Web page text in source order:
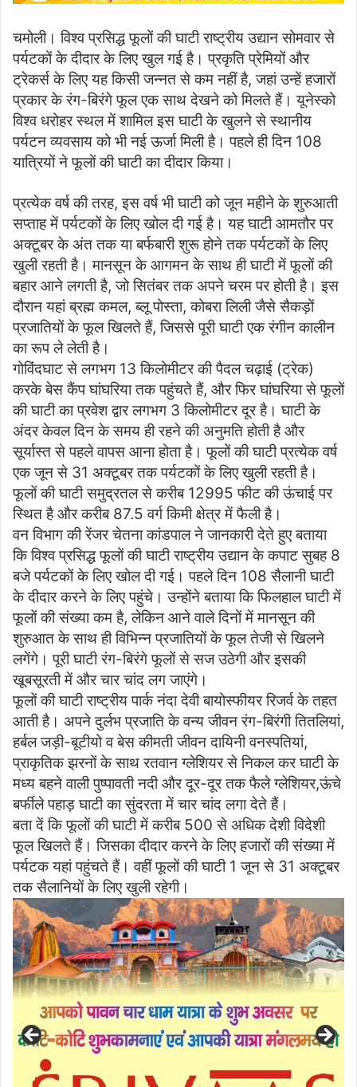
चमोली। विश्व प्रसिद्ध फूलों की घाटी राष्ट्रीय उद्यान सोमवार से
पर्यटकों के दीदार के लिए खुल गई है। प्रकृति प्रेमियों और
ट्रेकर्स के लिए यह किसी जन्नत से कम नहीं है, जहां उन्हें हजारों
प्रकार के रंग-बिरंगे फूल एक साथ देखने को मिलते हैं। यूनेस्को
विश्व धरोहर स्थल में शामिल इस घाटी के खुलने से स्थानीय
पर्यटन व्यवसाय को भी नई ऊर्जा मिली है। पहले ही दिन 108
यात्रियों ने फूलों की घाटी का दीदार किया।
प्रत्येक वर्ष की तरह, इस वर्ष भी घाटी को जून महीने के शुरुआती
सप्ताह में पर्यटकों के लिए खोल दी गई है। यह घाटी आमतौर पर
अक्टूबर के अंत तक या बर्फबारी शुरू होने तक पर्यटकों के लिए
खुली रहती है। मानसून के आगमन के साथ ही घाटी में फूलों की
बहार आने लगती है, जो सितंबर तक अपने चरम पर होती है। इस
दौरान यहां ब्रह्म कमल, ब्लू पोस्ता, कोबरा लिली जैसे सैकड़ों
प्रजातियों के फूल खिलते हैं, जिससे पूरी घाटी एक रंगीन कालीन
का रूप ले लेती है।
गोविंदघाट से लगभग 13 किलोमीटर की पैदल चढ़ाई (ट्रेक)
करके बेस कैंप घांघरिया तक पहुंचते हैं, और फिर घांघरिया से फूलों
की घाटी का प्रवेश द्वार लगभग 3 किलोमीटर दूर है। घाटी के
अंदर केवल दिन के समय ही रहने की अनुमति होती है और
सूर्यास्त से पहले वापस आना होता है। फूलों की घाटी प्रत्येक वर्ष
एक जून से 31 अक्टूबर तक पर्यटकों के लिए खुली रहती है।
फूलों की घाटी समुद्रतल से करीब 12995 फीट की ऊंचाई पर
स्थित है और करीब 87.5 वर्ग किमी क्षेत्र में फैली है।
वन विभाग की रेंजर चेतना कांडपाल ने जानकारी देते हुए बताया
कि विश्व प्रसिद्ध फूलों की घाटी राष्ट्रीय उद्यान के कपाट सुबह 8
बजे पर्यटकों के लिए खोल दी गई। पहले दिन 108 सैलानी घाटी
के दीदार करने के लिए पहुंचे। उन्होंने बताया कि फिलहाल घाटी में
फूलों की संख्या कम है, लेकिन आने वाले दिनों में मानसून की
शुरुआत के साथ ही विभिन्न प्रजातियों के फूल तेजी से खिलने
लगेंगे। पूरी घाटी रंग-बिरंगे फूलों से सज उठेगी और इसकी
खूबसूरती में और चार चांद लग जाएंगे।
फूलों की घाटी राष्ट्रीय पार्क नंदा देवी बायोस्फीयर रिजर्व के तहत
आती है। अपने दुर्लभ प्रजाति के वन्य जीवन रंग-बिरंगी तितलियां,
हर्बल जड़ी-बूटीयो व बेस कीमती जीवन दायिनी वनस्पतियां,
प्राकृतिक झरनों के साथ रतवान ग्लेशियर से निकल कर घाटी के
मध्य बहने वाली पुष्पावती नदी और दूर-दूर तक फैले ग्लेशियर,ऊंचे
बर्फीले पहाड़ घाटी का सुंदरता में चार चांद लगा देते हैं।
बता दें कि फूलों की घाटी में करीब 500 से अधिक देशी विदेशी
फूल खिलते हैं। जिसका दीदार करने के लिए हजारों की संख्या में
पर्यटक यहां पहुंचते हैं। वहीं फूलों की घाटी 1 जून से 31 अक्टूबर
तक सैलानियों के लिए खुली रहेगी।